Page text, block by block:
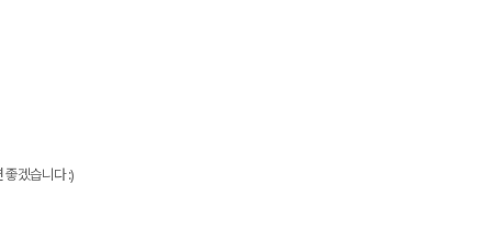
좋겠습니다 :)